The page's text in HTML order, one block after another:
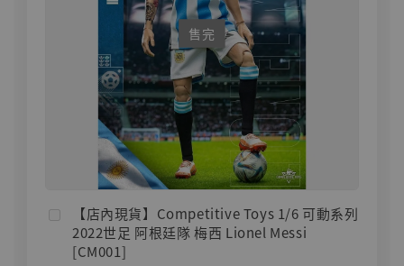
售完
【店內現貨】Competitive Toys 1/6 可動系列
2022世足 阿根廷隊 梅西 Lionel Messi
[CM001]